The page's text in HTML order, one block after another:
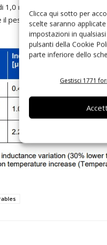
Clicca qui sotto per
scelte saranno
impostazioni in
pulsanti della Cookie
parte inferiore dello
Gestisci 1771
1,0 mm (L) x 0,8 mm (W) x
peso.